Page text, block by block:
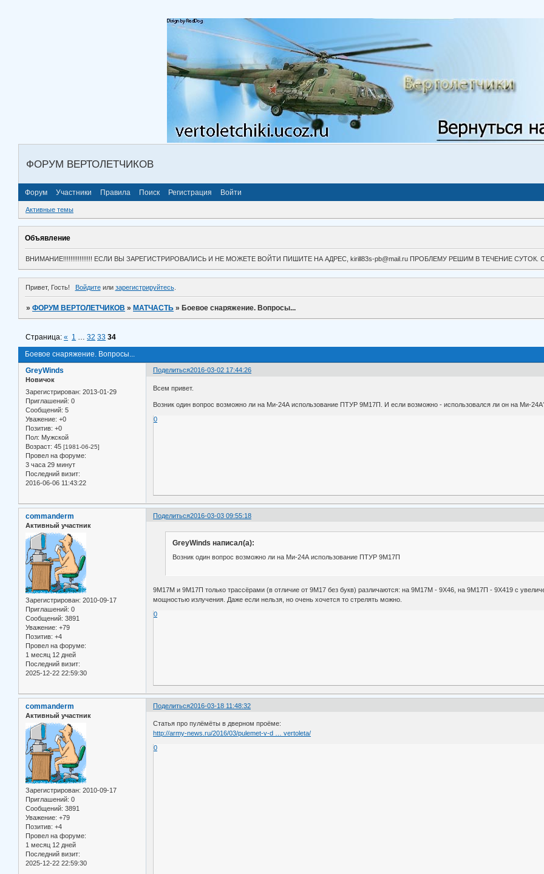
ФОРУМ ВЕРТОЛЕТЧИКОВ
Форум Участники Правила Поиск Регистрация Войти
Активные темы
Объявление
ВНИМАНИЕ!!!!!!!!!!!!!!!! ЕСЛИ ВЫ ЗАРЕГИСТРИРОВАЛИСЬ И НЕ МОЖЕТЕ ВОЙТИ ПИШИТЕ НА АДРЕС, kirill83s-pb@mail.ru ПРОБЛЕМУ РЕШИМ В ТЕЧЕНИЕ
Привет, Гость! Войдитеили зарегистрируйтесь.
»ФОРУМ ВЕРТОЛЕТЧИКОВ » МАТЧАСТЬ » Боевое снаряжение. Вопросы...
Боевое снаряжение. Вопросы...
Страница:« 1 … 32 33 34
Поделиться2016-03-02 17:44:26
GreyWinds
Новичок
Зарегистрирован: 2013-01-29
Приглашений: 0
Сообщений: 5
Уважение: +0
Позитив: +0
Пол: Мужской
Возраст: 45 [1981-06-25]
Провел на форуме:
3 часа 29 минут
Последний визит:
2016-06-06 11:43:22
Всем привет.
Возник один вопрос возможно ли на Ми-24А использование ПТУР 9М17П. И если возможно - использовался ли он на Ми-
0
Поделиться2016-03-03 09:55:18
commanderm
Активный участник
Зарегистрирован: 2010-09-17
Приглашений: 0
Сообщений: 3891
Уважение: +79
Позитив: +4
Провел на форуме:
1 месяц 12 дней
Последний визит:
2025-12-22 22:59:30
GreyWinds написал(а):
Возник один вопрос возможно ли на Ми-24А использование ПТУР 9М17П
9М17М и 9М17П только трассёрами (в отличие от 9М17 без букв) различаются: на 9М17М - 9Х46, на 9М17П - 9X419 с
мощностью излучения. Даже если нельзя, но очень хочется то стрелять можно.
0
Поделиться2016-03-18 11:48:32
commanderm
Активный участник
Зарегистрирован: 2010-09-17
Приглашений: 0
Сообщений: 3891
Уважение: +79
Позитив: +4
Провел на форуме:
1 месяц 12 дней
Последний визит:
2025-12-22 22:59:30
Статья про пулёмёты в дверном проёме:
http://army-news.ru/2016/03/pulemet-v-d … vertoleta/
0